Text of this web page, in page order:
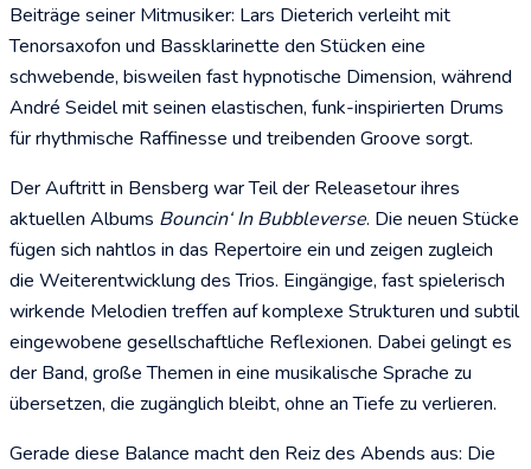
Beiträge seiner Mitmusiker: Lars Dieterich verleiht mit
Tenorsaxofon und Bassklarinette den Stücken eine
schwebende, bisweilen fast hypnotische Dimension, während
André Seidel mit seinen elastischen, funk-inspirierten Drums
für rhythmische Raffinesse und treibenden Groove sorgt.
Der Auftritt in Bensberg war Teil der Releasetour ihres
aktuellen Albums Bouncin‘ In Bubbleverse. Die neuen Stücke
fügen sich nahtlos in das Repertoire ein und zeigen zugleich
die Weiterentwicklung des Trios. Eingängige, fast spielerisch
wirkende Melodien treffen auf komplexe Strukturen und subtil
eingewobene gesellschaftliche Reflexionen. Dabei gelingt es
der Band, große Themen in eine musikalische Sprache zu
übersetzen, die zugänglich bleibt, ohne an Tiefe zu verlieren.
Gerade diese Balance macht den Reiz des Abends aus: Die